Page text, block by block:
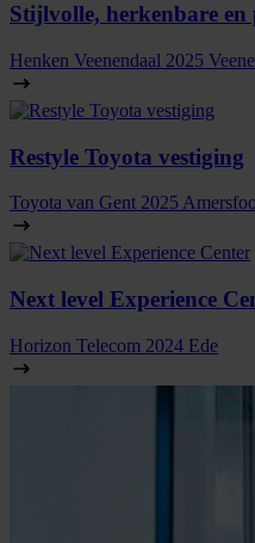
Stijlvolle, herkenbare
Henken Veenendaal 2025
Restyle Toyota vestiging
Toyota van Gent 2025
Next level Experience
Horizon Telecom 2024 Ede